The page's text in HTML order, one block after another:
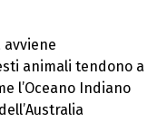
avviene
animali tendono a
l’Oceano Indiano